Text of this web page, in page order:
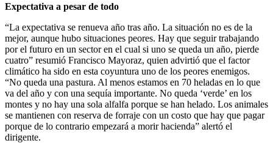
Expectativa a pesar de todo
“La expectativa se renueva año tras año. La situación no es de la
mejor, aunque hubo situaciones peores. Hay que seguir trabajando
por el futuro en un sector en el cual si uno se queda un año, pierde
cuatro” resumió Francisco Mayoraz, quien advirtió que el factor
climático ha sido en esta coyuntura uno de los peores enemigos.
“No queda una pastura. Al menos estamos en 70 heladas en lo que
va del año y con una sequía importante. No queda ‘verde’ en los
montes y no hay una sola alfalfa porque se han helado. Los animales
se mantienen con reserva de forraje con un costo que hay que pagar
porque de lo contrario empezará a morir hacienda” alertó el
dirigente.